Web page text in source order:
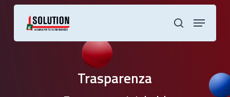
Skip
cerca
Menu
Trasparenza